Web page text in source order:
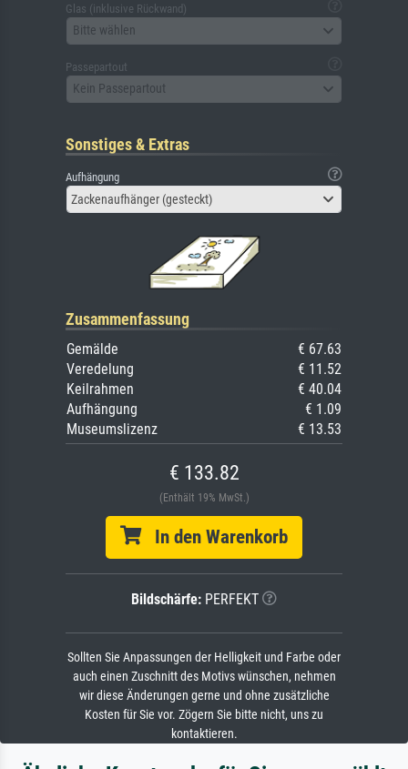
Glas (inklusive Rückwand)
Bitte wählen
Passepartout
Kein Passepartout
Sonstiges & Extras
Aufhängung
Zackenaufhänger (gesteckt)
Zusammenfassung
Gemälde
€ 67.63
Veredelung
€ 11.52
Keilrahmen
€ 40.04
Aufhängung
€ 1.09
Museumslizenz
€ 13.53
€ 133.82
(Enthält 19% MwSt.)
In den Warenkorb
Bildschärfe: PERFEKT
Sollten Sie Anpassungen der Helligkeit und Farbe oder
auch einen Zuschnitt des Motivs wünschen, nehmen
wir diese Änderungen gerne und ohne zusätzliche
Kosten für Sie vor. Zögern Sie bitte nicht, uns zu
kontaktieren.